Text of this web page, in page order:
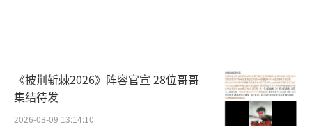
《披荆斩棘2026》阵容官宣 28位哥哥
集结待发
2026-08-09 13:14:10